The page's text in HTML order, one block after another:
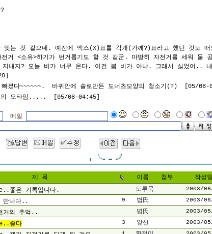
맞는 것 같으네. 예전에 엑스(X)표를 각개(가께?)표라고 했던 것도 떠
거 <소유>하기가 번거롭기도 할 것 같군. 마땅히 자전거를 세워 둘
내지? 오늘 비가 너무 온다. 이건 봄 비가 아냐. 그래서 싫었어..
졌다~~~~~~. 바퀴안에 솔로만든 도너츠모양의 청소기(?) [05/08-
의 오타임..... [05/08-04:45]
메일
제 목 이름 첨부 작성일
좋은 기록입니다. 도루묵 2003/
만나다.. 9 볍氏 2003/
거의 추억.. 볍氏 2003/
좋다 3 앞산 2003/